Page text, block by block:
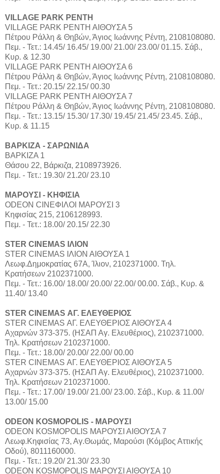
VILLAGE PARK ΡΕΝΤΗ
VILLAGE PARK ΡΕΝΤΗ ΑΙΘΟΥΣΑ 5
Πέτρου Ράλλη & Θηβών, Άγιος Ιωάννης Ρέντη, 2108108080.
Πεμ. - Τετ.: 14.45/ 16.45/ 19.00/ 21.00/ 23.00/ 01.15. Σάβ.,
Κυρ. & 12.30
VILLAGE PARK ΡΕΝΤΗ ΑΙΘΟΥΣΑ 6
Πέτρου Ράλλη & Θηβών, Άγιος Ιωάννης Ρέντη, 2108108080.
Πεμ. - Τετ.: 20.15/ 22.15/ 00.30
VILLAGE PARK ΡΕΝΤΗ ΑΙΘΟΥΣΑ 7
Πέτρου Ράλλη & Θηβών, Άγιος Ιωάννης Ρέντη, 2108108080.
Πεμ. - Τετ.: 13.15/ 15.30/ 17.30/ 19.45/ 21.45/ 23.45. Σάβ.,
Κυρ. & 11.15
ΒΑΡΚΙΖΑ - ΣΑΡΩΝΙΔΑ
ΒΑΡΚΙΖΑ 1
Θάσου 22, Βάρκιζα, 2108973926.
Πεμ. - Τετ.: 19.30/ 21.20/ 23.10
ΜΑΡΟΥΣΙ - ΚHΦΙΣΙΑ
ODEON CINEΦΙΛΟΙ MΑΡΟΥΣΙ 3
Κηφισίας 215, 2106128993.
Πεμ. - Τετ.: 18.00/ 20.15/ 22.30
STER CINEMAS ΙΛΙΟΝ
STER CINEMAS ΙΛΙΟΝ ΑΙΘΟΥΣΑ 1
Λεωφ.Δημοκρατίας 67Α, Ίλιον, 2102371000. Τηλ.
Κρατήσεων 2102371000.
Πεμ. - Τετ.: 16.00/ 18.00/ 20.00/ 22.00/ 00.00. Σάβ., Κυρ. &
11.40/ 13.40
STER CINEMAS ΑΓ. ΕΛΕΥΘΕΡΙΟΣ
STER CINEMAS ΑΓ. ΕΛΕΥΘΕΡΙΟΣ ΑΙΘΟΥΣΑ 4
Αχαρνών 373-375. (ΗΣΑΠ Αγ. Ελευθέριος), 2102371000.
Τηλ. Κρατήσεων 2102371000.
Πεμ. - Τετ.: 18.00/ 20.00/ 22.00/ 00.00
STER CINEMAS ΑΓ. ΕΛΕΥΘΕΡΙΟΣ ΑΙΘΟΥΣΑ 5
Αχαρνών 373-375. (ΗΣΑΠ Αγ. Ελευθέριος), 2102371000.
Τηλ. Κρατήσεων 2102371000.
Πεμ. - Τετ.: 17.00/ 19.00/ 21.00/ 23.00. Σάβ., Κυρ. & 11.00/
13.00/ 15.00
ODEON KOSMOPOLIS - ΜΑΡΟΥΣΙ
ODEON KOSMOPOLIS ΜΑΡΟΥΣΙ ΑΙΘΟΥΣΑ 7
Λεωφ.Κηφισίας 73, Αγ.Θωμάς, Μαρούσι (Κόμβος Αττικής
Οδού), 8011160000.
Πεμ. - Τετ.: 19.20/ 21.30/ 23.30
ODEON KOSMOPOLIS ΜΑΡΟΥΣΙ ΑΙΘΟΥΣΑ 10